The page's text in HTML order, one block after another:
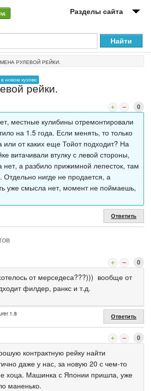
Разделы сайта
РУЛЕВОЙ РЕЙКИ.
новом кузове
рейки.
0
местные кулибины отремонтировали
на 1.5 года. Если менять, то только
или от каких еще Тойот подходит? На
витачивали втулку с левой стороны,
а разбило прижимной лепесток, там
Отдельно нигде не продается, а
уже смысла нет, момент не поймаешь,
Ответить
0
от мерседеса???))) вообще от
филдер, ранкс и т.д.
1.8 Ответить
0
контрактную рейку найти
даже у нас, за новую 20 с чем-то
хоца. Машинка с Японии пришла, уже
маненько.